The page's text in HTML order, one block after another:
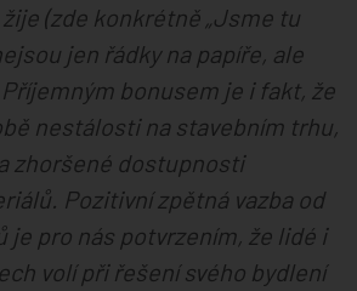
(zde konkrétně „Jsme tu
jen řádky na papíře, ale
bonusem je i fakt, že
nestálosti na stavebním trhu,
zhoršené dostupnosti
Pozitivní zpětná vazba od
je pro nás potvrzením, že lidé i
volí při řešení svého bydlení